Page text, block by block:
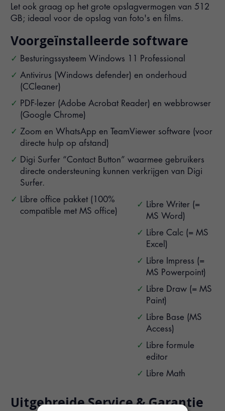
Let ook graag op het grote opslagvermogen van 512
GB; ideaal voor de opslag van foto's en films.
Voorgeïnstalleerde software
Besturingssysteem Windows 11 Professional
Antivirus (Windows defender) en onderhoud
(CCleaner)
PDF-lezer (Adobe Acrobat Reader) en webbrowser
(Google Chrome)
Zoom en WhatsApp en TeamViewer software (voor
directe hulp op afstand)
Digi Surfer “Contact Button” waarmee gebruikers
directe ondersteuning kunnen verkrijgen van Digi
Surfer.
Libre office pakket (100%
compatible met MS office)
Libre Writer (=
MS Word)
Libre Calc (= MS
Excel)
Libre Impress (=
MS Powerpoint)
Libre Draw (= MS
Paint)
Libre Base (MS
Access)
Libre formule
editor
Libre Math
Uitgebreide Service & Garantie